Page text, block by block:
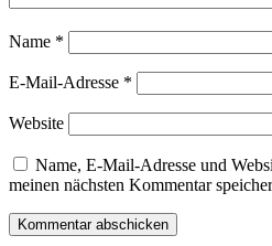
Name *
E-Mail-Adresse *
Website
Name, E-Mail-Adresse und
meinen nächsten Kommentar